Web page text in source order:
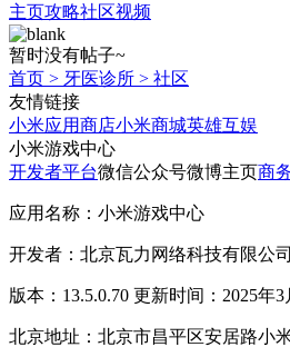
主页攻略社区视频
暂时没有帖子~
首页 > 牙医诊所 > 社区
友情链接
小米应用商店小米商城英雄互娱
小米游戏中心
开发者平台微信公众号微博主页商
应用名称：小米游戏中心
开发者：北京瓦力网络科技有限公
版本：13.5.0.70 更新时间：2025年3
北京地址：北京市昌平区安居路小